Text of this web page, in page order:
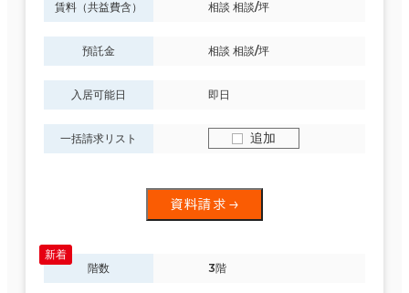
賃料（共益費含） 相談 相談/坪
預託金 相談 相談/坪
入居可能日 即日
一括請求リスト 追加
資料請求
階数 3階